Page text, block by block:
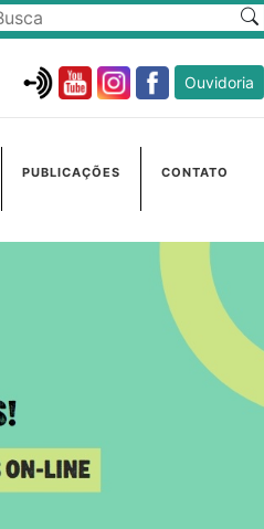
Ouvidoria
PUBLICAÇÕES CONTATO